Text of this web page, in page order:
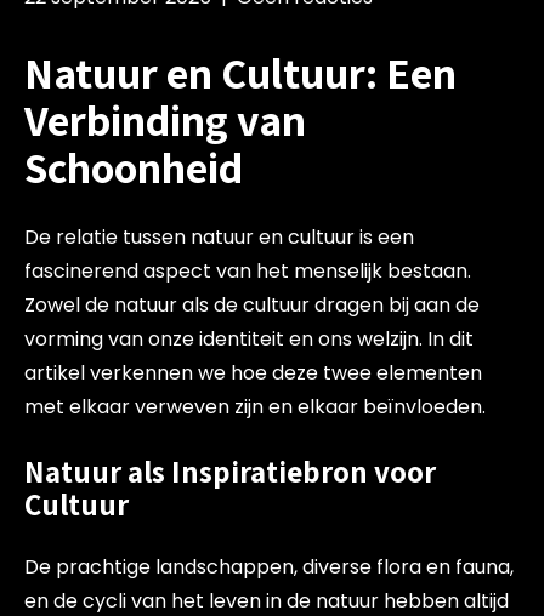
Natuur en Cultuur: Een
Verbinding van
Schoonheid
De relatie tussen natuur en cultuur is een
fascinerend aspect van het menselijk bestaan.
Zowel de natuur als de cultuur dragen bij aan de
vorming van onze identiteit en ons welzijn. In dit
artikel verkennen we hoe deze twee elementen
met elkaar verweven zijn en elkaar beïnvloeden.
Natuur als Inspiratiebron voor
Cultuur
De prachtige landschappen, diverse flora en fauna,
en de cycli van het leven in de natuur hebben altijd